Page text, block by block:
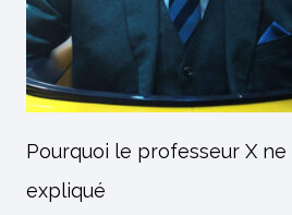
Pourquoi le professeur X
expliqué